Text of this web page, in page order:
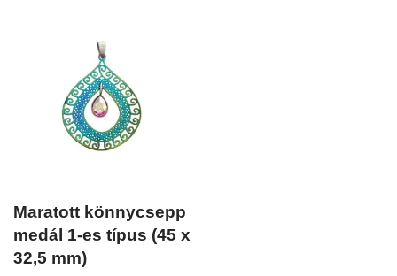
Maratott könnycsepp
medál 1-es típus (45 x
32,5 mm)